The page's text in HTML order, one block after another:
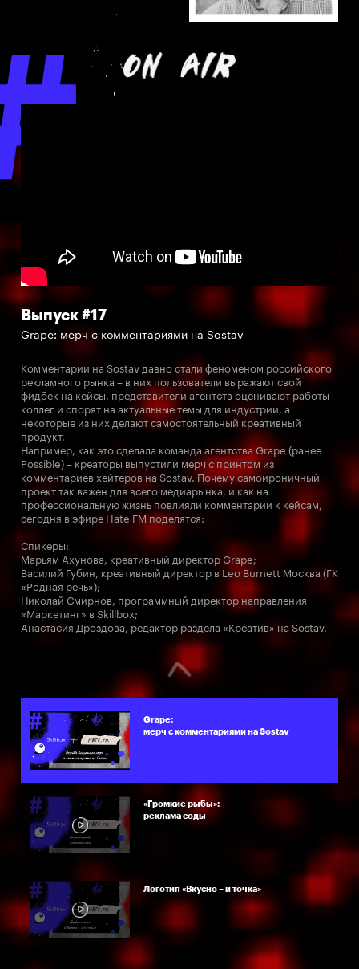
Выпуск #17
Grape: мерч с комментариями на Sostav
Комментарии на Sostav давно стали феноменом российского
рекламного рынка – в них пользователи выражают свой
фидбек на кейсы, представители агентств оценивают работы
коллег и спорят на актуальные темы для индустрии, а
некоторые из них делают самостоятельный креативный
продукт.
Например, как это сделала команда агентства Grape (ранее
Possible) – креаторы выпустили мерч с принтом из
комментариев хейтеров на Sostav. Почему самоироничный
проект так важен для всего медиарынка, и как на
профессиональную жизнь повлияли комментарии к кейсам,
сегодня в эфире Hate FM поделятся:
Спикеры:
Марьям Ахунова, креативный директор Grape;
Василий Губин, креативный директор в Leo Burnett Москва (ГК
«Родная речь»);
Николай Смирнов, программный директор направления
«Маркетинг» в Skillbox;
Анастасия Дроздова, редактор раздела «Креатив» на Sostav.
Grape:
мерч с комментариями на Sostav
«Громкие рыбы»:
реклама соды
Логотип «Вкусно – и точка»